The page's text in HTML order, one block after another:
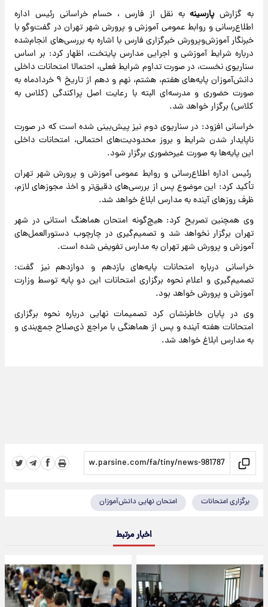
به گزارشپارسینهبه نقل از فارس ، حسام خراسانی رئیس اداره
اطلاع‌رسانی و روابط عمومی آموزش و پرورش شهر تهران در گفت‌وگو با
خبرنگار آموزش‌وپرورش خبرگزاری فارس با اشاره به بررسی‌های انجام‌شده
درباره شرایط آموزشی و اجرایی مدارس پایتخت، اظهار کرد: بر اساس
سناریوی نخست، در صورت تداوم شرایط فعلی، احتمالا امتحانات داخلی
دانش‌آموزان پایه‌های هفتم، هشتم، نهم و دهم از تاریخ ۹ خردادماه به
صورت حضوری و مدرسه‌ای البته با رعایت اصل پراکندگی (کلاس به
کلاس) برگزار خواهد شد.
️خراسانی افزود: در سناریوی دوم نیز پیش‌بینی شده است که در صورت
ناپایدار شدن شرایط و بروز محدودیت‌های احتمالی، امتحانات داخلی
این پایه‌ها به صورت غیرحضوری برگزار شود.
رئیس اداره اطلاع‌رسانی و روابط عمومی آموزش و پرورش شهر تهران
تأکید کرد: این موضوع پس از بررسی‌های دقیق‌تر و اخذ مجوزهای لازم،
ظرف روزهای آینده به مدارس ابلاغ خواهد شد.
وی همچنین تصریح کرد: هیچ‌گونه امتحان هماهنگ استانی در شهر
تهران برگزار نخواهد شد و تصمیم‌گیری در چارچوب دستورالعمل‌های
آموزش و پرورش شهر تهران به مدارس تفویض شده است.
خراسانی درباره امتحانات پایه‌های یازدهم و دوازدهم نیز گفت:
تصمیم‌گیری و اعلام نحوه برگزاری امتحانات این دو پایه توسط وزارت
آموزش و پرورش خواهد بود.
وی در پایان خاطرنشان کرد تصمیمات نهایی درباره نحوه برگزاری
امتحانات هفته آینده و پس از هماهنگی با مراجع ذی‌صلاح جمع‌بندی و
به مدارس ابلاغ خواهد شد.
برگزاری امتحانات امتحان نهایی دانش‌آموزان
اخبار مرتبط